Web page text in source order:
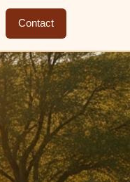
Contact